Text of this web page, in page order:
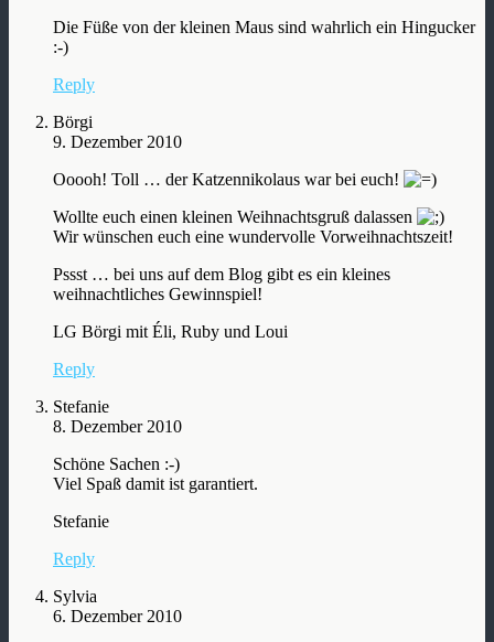
Die Füße von der kleinen Maus sind wahrlich ein Hingucker
:-)
Reply
Börgi
9. Dezember 2010
Ooooh! Toll … der Katzennikolaus war bei euch!
Wollte euch einen kleinen Weihnachtsgruß dalassen
Wir wünschen euch eine wundervolle Vorweihnachtszeit!
Pssst … bei uns auf dem Blog gibt es ein kleines
weihnachtliches Gewinnspiel!
LG Börgi mit Éli, Ruby und Loui
Reply
Stefanie
8. Dezember 2010
Schöne Sachen :-)
Viel Spaß damit ist garantiert.
Stefanie
Reply
Sylvia
6. Dezember 2010